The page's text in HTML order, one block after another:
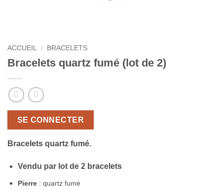
ACCUEIL / BRACELETS
Bracelets quartz fumé (lot de 2)
SE CONNECTER
Bracelets quartz fumé.
Vendu par lot de 2 bracelets
Pierre: quartz fumé